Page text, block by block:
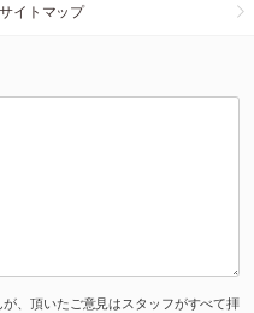
サイトマップ
、頂いたご意見はスタッフがすべて拝